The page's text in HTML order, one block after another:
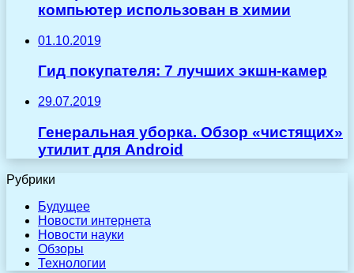
компьютер использован в химии
01.10.2019
Гид покупателя: 7 лучших экшн-камер
29.07.2019
Генеральная уборка. Обзор «чистящих»
утилит для Android
Рубрики
Будущее
Новости интернета
Новости науки
Обзоры
Технологии